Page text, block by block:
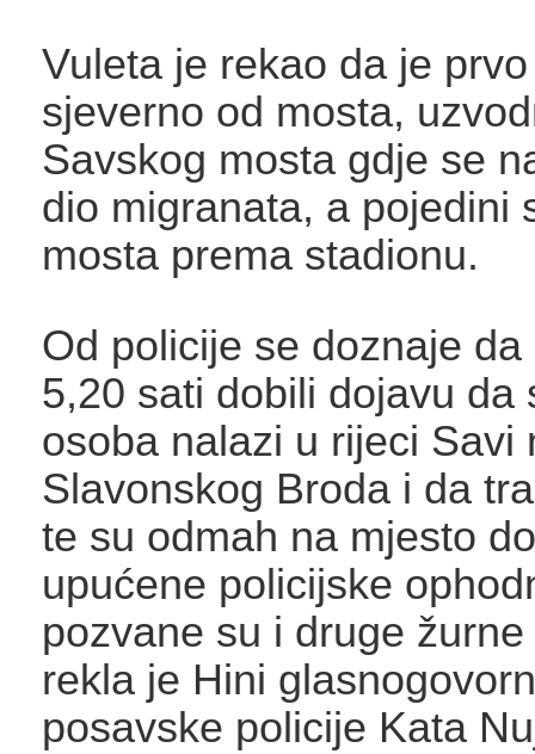
Vuleta je rekao da je
sjeverno od mosta,
Savskog mosta gdje se
dio migranata, a pojedini
mosta prema stadionu.
Od policije se doznaje
5,20 sati dobili dojavu da
osoba nalazi u rijeci Savi
Slavonskog Broda i da
te su odmah na mjesto
upućene policijske
pozvane su i druge
rekla je Hini
posavske policije Kata